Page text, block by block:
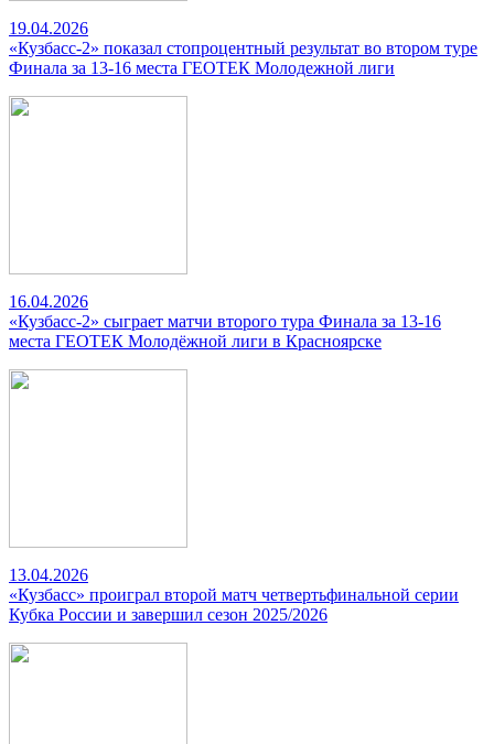
19.04.2026
«Кузбасс-2» показал стопроцентный результат во втором туре
Финала за 13-16 места ГЕОТЕК Молодежной лиги
16.04.2026
«Кузбасс-2» сыграет матчи второго тура Финала за 13-16
места ГЕОТЕК Молодёжной лиги в Красноярске
13.04.2026
«Кузбасс» проиграл второй матч четвертьфинальной серии
Кубка России и завершил сезон 2025/2026